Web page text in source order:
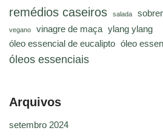
remédios caseiros salada
vegano vinagre de maça ylang ylang
óleo essencial de eucalipto óleo
óleos essenciais
Arquivos
setembro 2024